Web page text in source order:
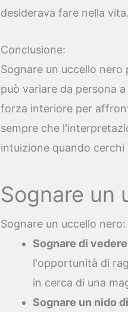
desiderava fare nella vita.
Conclusione:
Sognare un uccello
può variare da persona
forza interiore per
sempre che
intuizione quando
Sognare un
Sognare un uccello nero:
Sognare di
l'opportunità di
in cerca di una
Sognare un nido